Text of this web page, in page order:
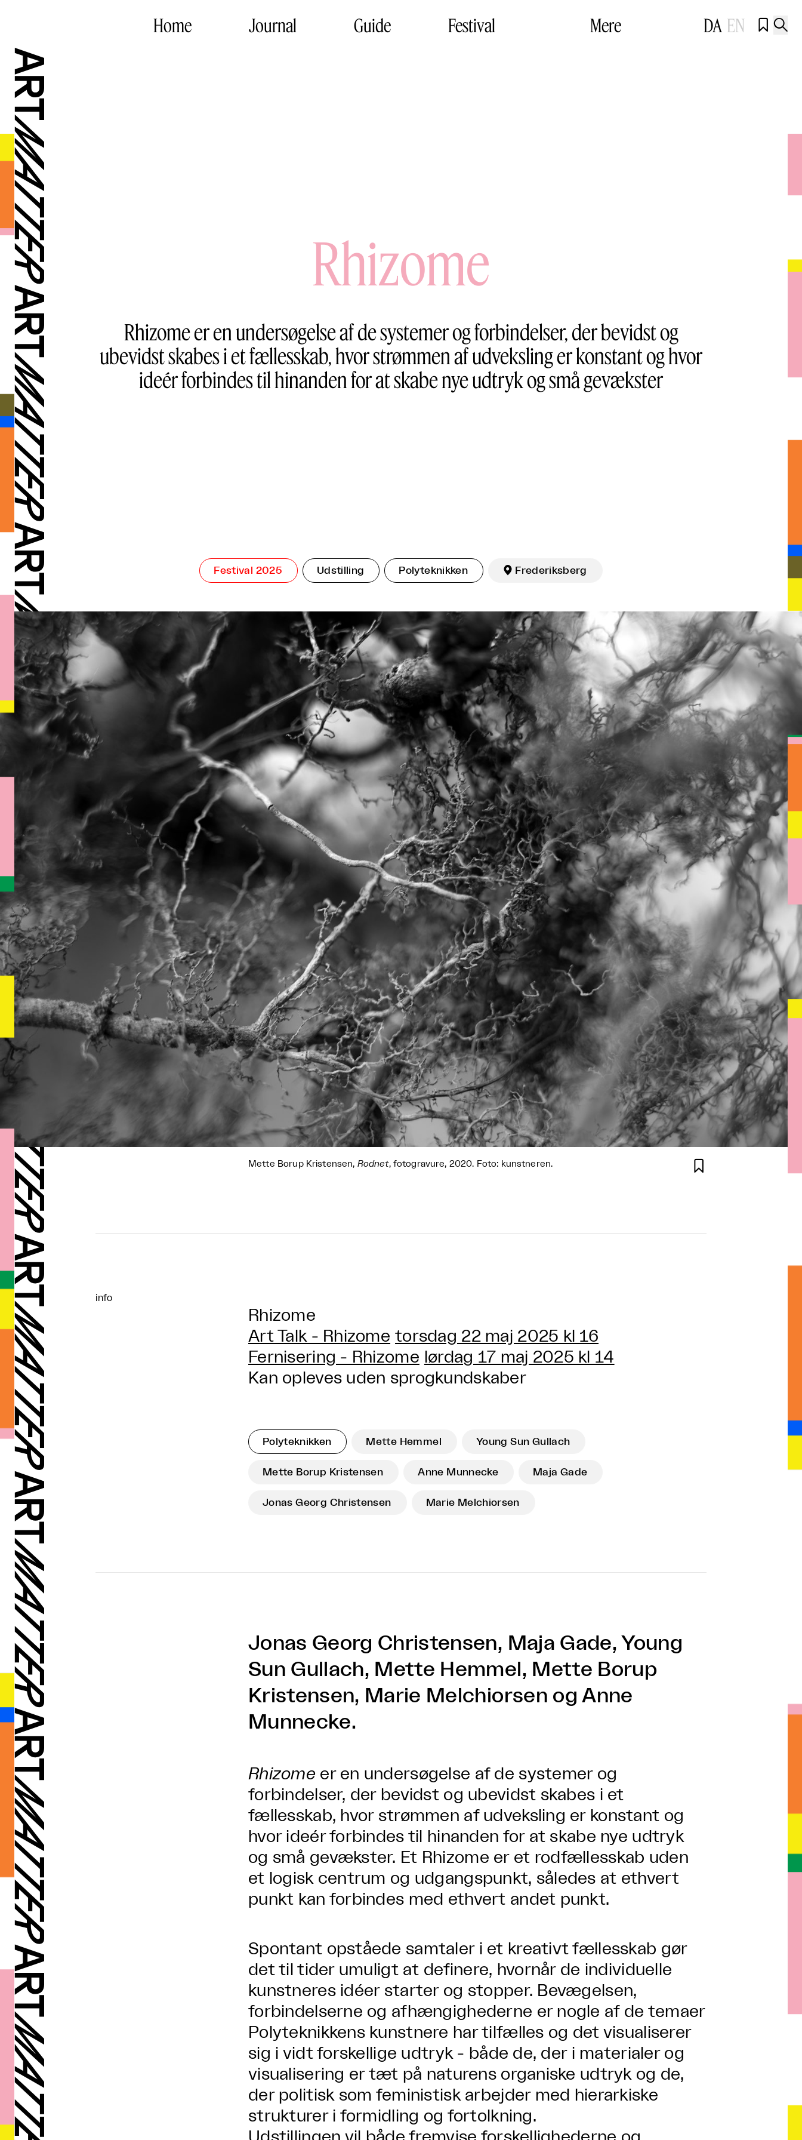
Home Journal Guide Festival Mere DA EN  
Rhizome
Rhizome er en undersøgelse af de systemer og forbindelser, der bevidst og
ubevidst skabes i et fællesskab, hvor strømmen af udveksling er konstant og hvor
ideér forbindes til hinanden for at skabe nye udtryk og små gevækster
Festival 2025 Udstilling Polyteknikken  Frederiksberg
Mette Borup Kristensen, Rodnet, fotogravure, 2020. Foto: kunstneren. 
info
Rhizome
Art Talk - Rhizome torsdag 22 maj 2025 kl 16
Fernisering - Rhizome lørdag 17 maj 2025 kl 14
Kan opleves uden sprogkundskaber
Polyteknikken Mette Hemmel Young Sun Gullach
Mette Borup Kristensen Anne Munnecke Maja Gade
Jonas Georg Christensen Marie Melchiorsen
Jonas Georg Christensen, Maja Gade, Young
Sun Gullach, Mette Hemmel, Mette Borup
Kristensen, Marie Melchiorsen og Anne
Munnecke.
Rhizome er en undersøgelse af de systemer og
forbindelser, der bevidst og ubevidst skabes i et
fællesskab, hvor strømmen af udveksling er konstant og
hvor ideér forbindes til hinanden for at skabe nye udtryk
og små gevækster. Et Rhizome er et rodfællesskab uden
et logisk centrum og udgangspunkt, således at ethvert
punkt kan forbindes med ethvert andet punkt.
Spontant opståede samtaler i et kreativt fællesskab gør
det til tider umuligt at definere, hvornår de individuelle
kunstneres idéer starter og stopper. Bevægelsen,
forbindelserne og afhængighederne er nogle af de temaer
Polyteknikkens kunstnere har tilfælles og det visualiserer
sig i vidt forskellige udtryk - både de, der i materialer og
visualisering er tæt på naturens organiske udtryk og de,
der politisk som feministisk arbejder med hierarkiske
strukturer i formidling og fortolkning.